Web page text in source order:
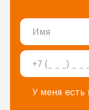
У меня